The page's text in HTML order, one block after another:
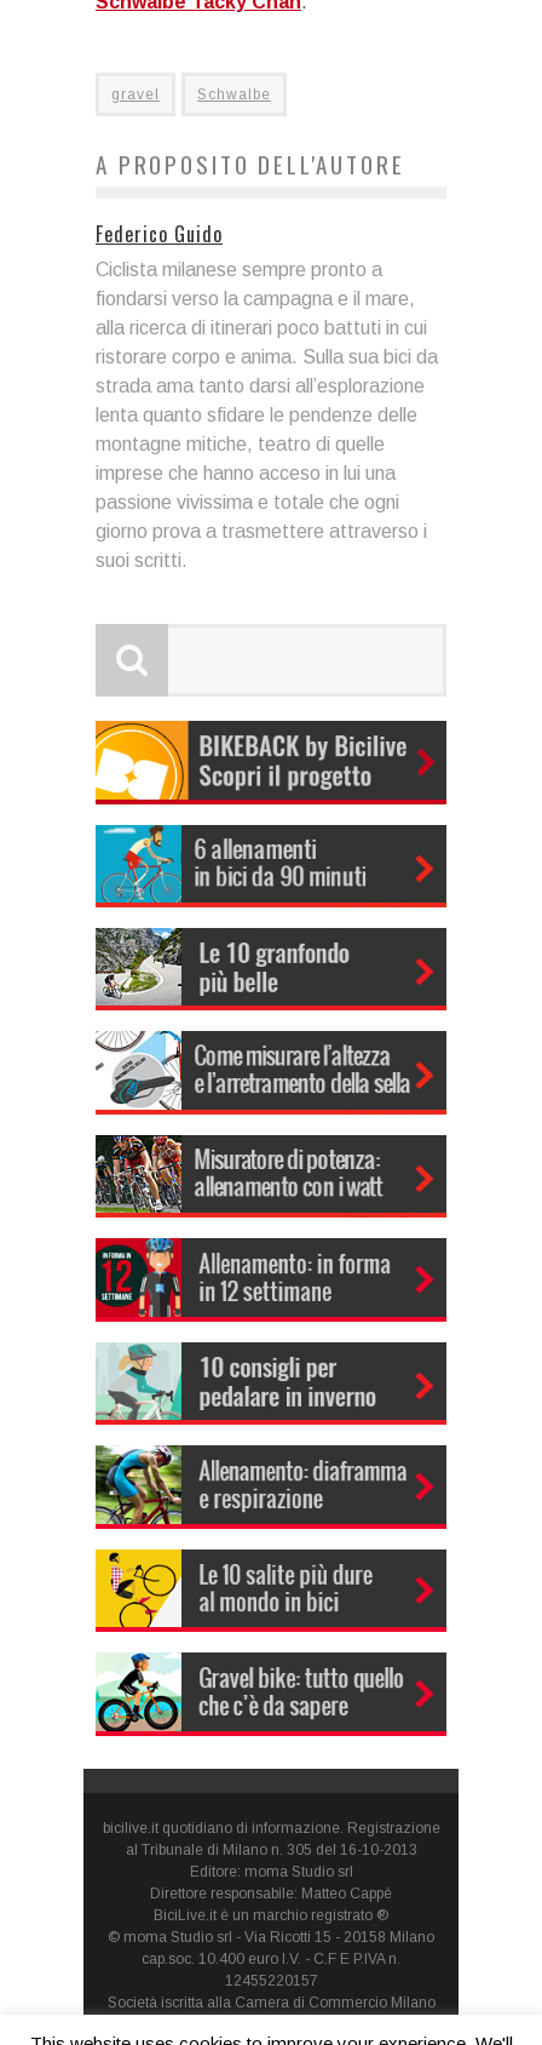
gravel Schwalbe
A PROPOSITO DELL'AUTORE
Federico Guido
Ciclista milanese sempre pronto a
fiondarsi verso la campagna e il mare,
alla ricerca di itinerari poco battuti in cui
ristorare corpo e anima. Sulla sua bici da
strada ama tanto darsi all’esplorazione
lenta quanto sfidare le pendenze delle
montagne mitiche, teatro di quelle
imprese che hanno acceso in lui una
passione vivissima e totale che ogni
giorno prova a trasmettere attraverso i
suoi scritti.
bicilive.it quotidiano di informazione. Registrazione
al Tribunale di Milano n. 305 del 16-10-2013
Editore: moma Studio srl
Direttore responsabile: Matteo Cappè
BiciLive.it è un marchio registrato ®
© moma Studio srl - Via Ricotti 15 - 20158 Milano
cap.soc. 10.400 euro I.V. - C.F E P.IVA n.
12455220157
Società iscritta alla Camera di Commercio Milano